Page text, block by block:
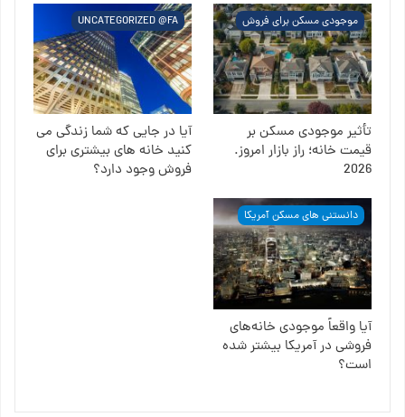
موجودی مسکن برای فروش
تأثیر موجودی مسکن بر
قیمت خانه؛ راز بازار امروز.
2026
UNCATEGORIZED @FA
آیا در جایی که شما زندگی می
کنید خانه های بیشتری برای
فروش وجود دارد؟
دانستنی های مسکن آمریکا
آیا واقعاً موجودی خانه‌های
فروشی در آمریکا بیشتر شده
است؟